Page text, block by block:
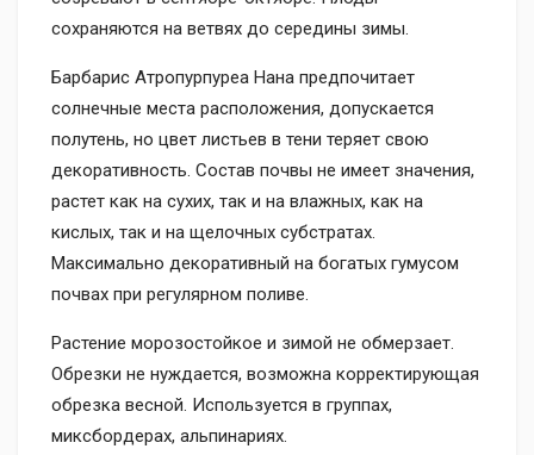
сохраняются на ветвях до середины зимы.
Барбарис Атропурпуреа Нана предпочитает
солнечные места расположения, допускается
полутень, но цвет листьев в тени теряет свою
декоративность. Состав почвы не имеет значения,
растет как на сухих, так и на влажных, как на
кислых, так и на щелочных субстратах.
Максимально декоративный на богатых гумусом
почвах при регулярном поливе.
Растение морозостойкое и зимой не обмерзает.
Обрезки не нуждается, возможна корректирующая
обрезка весной. Используется в группах,
миксбордерах, альпинариях.